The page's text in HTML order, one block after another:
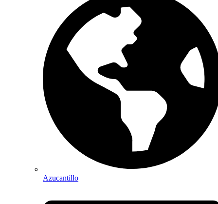
Azucantillo